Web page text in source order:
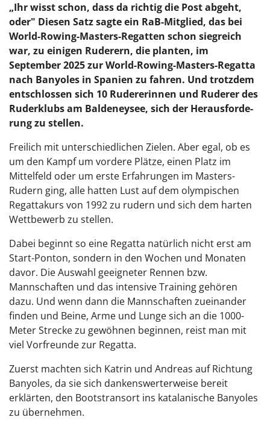
„Ihr wisst schon, dass da richtig die Post abgeht,
oder" Diesen Satz sagte ein RaB-Mitglied, das bei
World-Rowing-Masters-Regatten schon siegreich
war, zu einigen Ruderern, die planten, im
September 2025 zur World-Rowing-Masters-Regatta
nach Banyoles in Spanien zu fahren. Und trotzdem
entschlossen sich 10 Rudererinnen und Ruderer des
Ruderklubs am Baldeneysee, sich der Herausforde-
rung zu stellen.
Freilich mit unterschiedlichen Zielen. Aber egal, ob es
um den Kampf um vordere Plätze, einen Platz im
Mittelfeld oder um erste Erfahrungen im Masters-
Rudern ging, alle hatten Lust auf dem olympischen
Regattakurs von 1992 zu rudern und sich dem harten
Wettbewerb zu stellen.
Dabei beginnt so eine Regatta natürlich nicht erst am
Start-Ponton, sondern in den Wochen und Monaten
davor. Die Auswahl geeigneter Rennen bzw.
Mannschaften und das intensive Training gehören
dazu. Und wenn dann die Mannschaften zueinander
finden und Beine, Arme und Lunge sich an die 1000-
Meter Strecke zu gewöhnen beginnen, reist man mit
viel Vorfreunde zur Regatta.
Zuerst machten sich Katrin und Andreas auf Richtung
Banyoles, da sie sich dankenswerterweise bereit
erklärten, den Bootstransort ins katalanische Banyoles
zu übernehmen.